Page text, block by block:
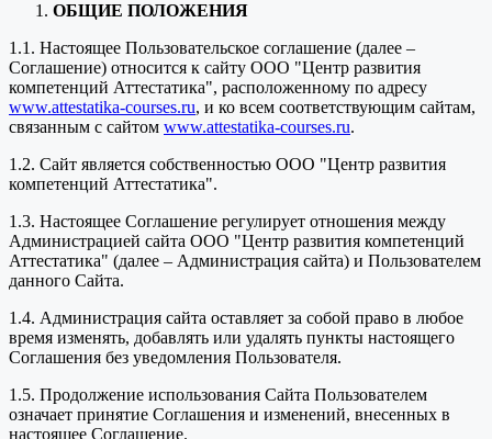
ОБЩИЕ ПОЛОЖЕНИЯ
1.1. Настоящее Пользовательское соглашение (далее –
Соглашение) относится к сайту ООО "Центр развития
компетенций Аттестатика", расположенному по адресу
www.attestatika-courses.ru, и ко всем соответствующим сайтам,
связанным с сайтом www.attestatika-courses.ru.
1.2. Сайт является собственностью ООО "Центр развития
компетенций Аттестатика".
1.3. Настоящее Соглашение регулирует отношения между
Администрацией сайта ООО "Центр развития компетенций
Аттестатика" (далее – Администрация сайта) и Пользователем
данного Сайта.
1.4. Администрация сайта оставляет за собой право в любое
время изменять, добавлять или удалять пункты настоящего
Соглашения без уведомления Пользователя.
1.5. Продолжение использования Сайта Пользователем
означает принятие Соглашения и изменений, внесенных в
настоящее Соглашение.